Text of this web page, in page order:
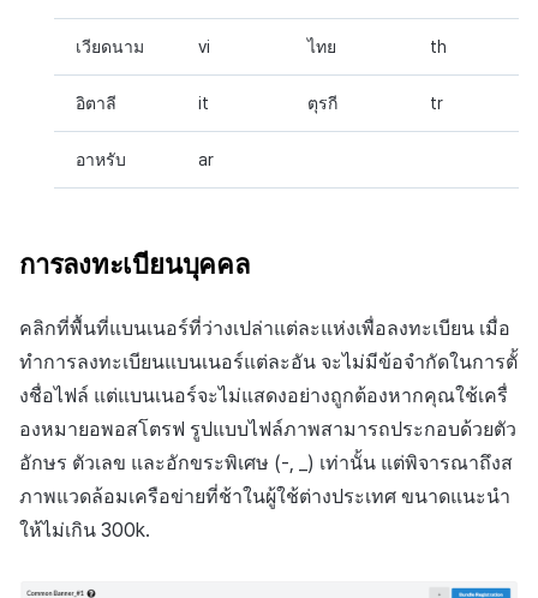
เวียดนาม vi ไทย th
อิตาลี it ตุรกี tr
อาหรับ ar
การลงทะเบียนบุคคล
คลิกที่พื้นที่แบนเนอร์ที่ว่างเปล่าแต่ละแห่งเพื่อลงทะเบียน เมื่อ
ทำการลงทะเบียนแบนเนอร์แต่ละอัน จะไม่มีข้อจำกัดในการตั้
งชื่อไฟล์ แต่แบนเนอร์จะไม่แสดงอย่างถูกต้องหากคุณใช้เครื่
องหมายอพอสโตรฟ รูปแบบไฟล์ภาพสามารถประกอบด้วยตัว
อักษร ตัวเลข และอักขระพิเศษ (-, _) เท่านั้น แต่พิจารณาถึงส
ภาพแวดล้อมเครือข่ายที่ช้าในผู้ใช้ต่างประเทศ ขนาดแนะนำ
ให้ไม่เกิน 300k.